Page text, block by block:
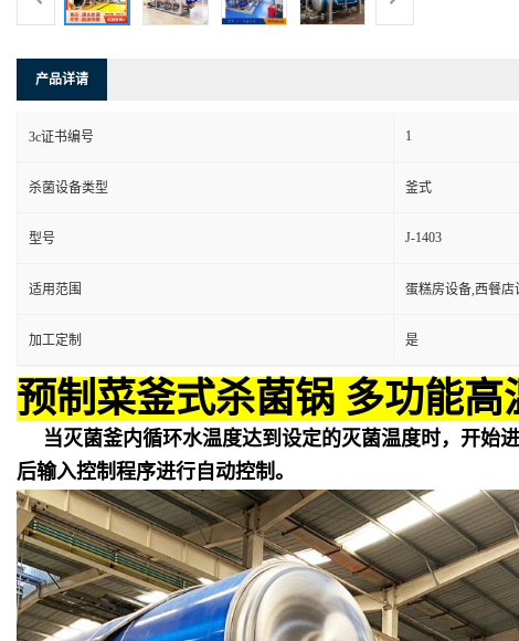
产品详请
3c证书编号 1
杀菌设备类型 釜式
型号 J-1403
适用范围 蛋糕房设备,西餐
加工定制 是
预制菜釜式杀菌锅 多功能
当灭菌釜内循环水温度达到设定的灭菌温度时，开始
后输入控制程序进行自动控制。